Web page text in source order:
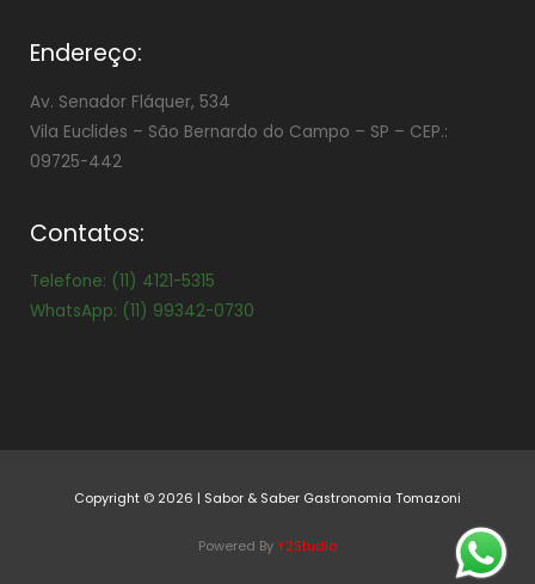
Endereço:
Av. Senador Fláquer, 534
Vila Euclides – São Bernardo do Campo – SP – CEP.:
09725-442
Contatos:
Telefone: (11) 4121-5315
WhatsApp: (11) 99342-0730
Copyright © 2026 | Sabor & Saber Gastronomia Tomazoni
Powered By Y2Studio